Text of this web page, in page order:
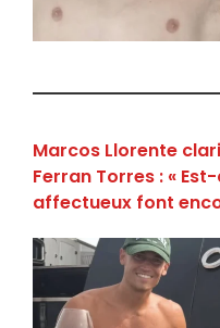
Marcos Llorente
Ferran Torres : «
affectueux font